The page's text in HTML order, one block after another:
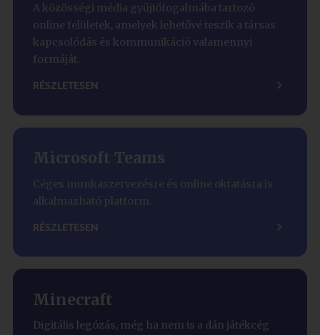
A közösségi média gyűjtőfogalmába tartozó
online felületek, amelyek lehetővé teszik a társas
kapcsolódás és kommunikáció valamennyi
formáját.
RÉSZLETESEN
Microsoft Teams
Céges munkaszervezésre és online oktatásra is
alkalmazható platform.
RÉSZLETESEN
Minecraft
Digitális legózás, még ha nem is a dán játékcég